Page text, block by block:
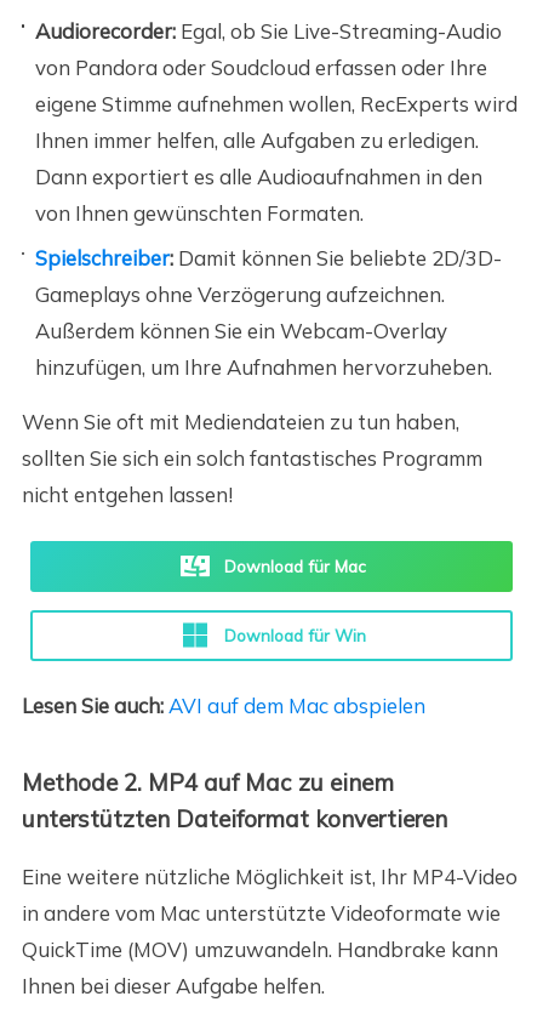
Audiorecorder: Egal, ob Sie Live-Streaming-Audio
von Pandora oder Soudcloud erfassen oder Ihre
eigene Stimme aufnehmen wollen, RecExperts wird
Ihnen immer helfen, alle Aufgaben zu erledigen.
Dann exportiert es alle Audioaufnahmen in den
von Ihnen gewünschten Formaten.
Spielschreiber: Damit können Sie beliebte 2D/3D-
Gameplays ohne Verzögerung aufzeichnen.
Außerdem können Sie ein Webcam-Overlay
hinzufügen, um Ihre Aufnahmen hervorzuheben.
Wenn Sie oft mit Mediendateien zu tun haben,
sollten Sie sich ein solch fantastisches Programm
nicht entgehen lassen!
Download für Mac
Download für Win
Lesen Sie auch: AVI auf dem Mac abspielen
Methode 2. MP4 auf Mac zu einem
unterstützten Dateiformat konvertieren
Eine weitere nützliche Möglichkeit ist, Ihr MP4-Video
in andere vom Mac unterstützte Videoformate wie
QuickTime (MOV) umzuwandeln. Handbrake kann
Ihnen bei dieser Aufgabe helfen.